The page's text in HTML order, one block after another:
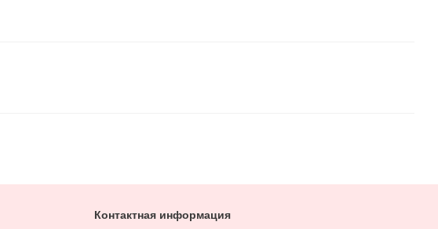
Контактная информация